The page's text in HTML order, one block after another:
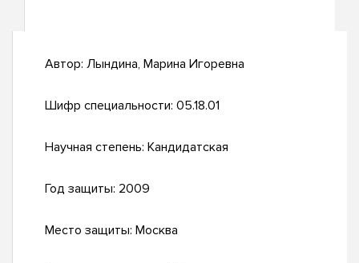
Автор: Лындина, Марина Игоревна
Шифр специальности: 05.18.01
Научная степень: Кандидатская
Год защиты: 2009
Место защиты: Москва